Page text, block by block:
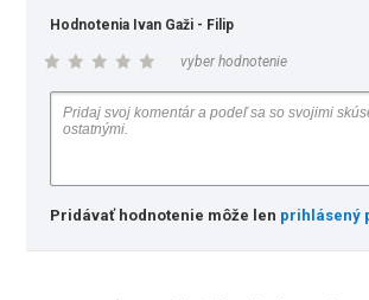
Hodnotenia Ivan Gaži - Filip
vyber hodnotenie
Pridávať hodnotenie môže len prihlásený